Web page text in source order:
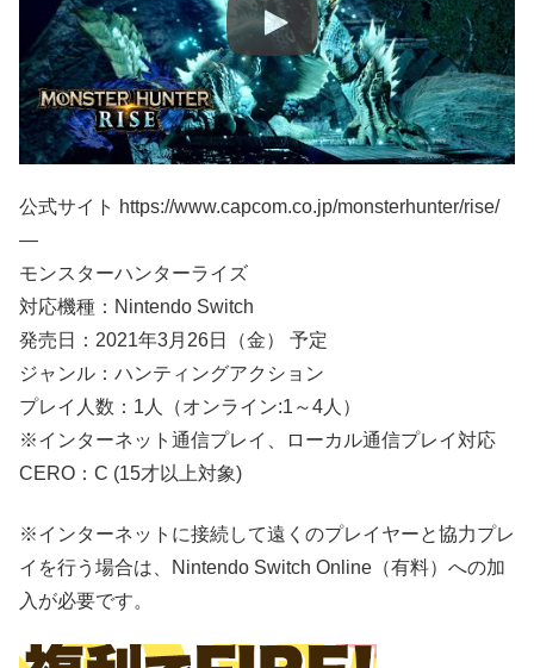
公式サイト https://www.capcom.co.jp/monsterhunter/rise/
—
モンスターハンターライズ
対応機種：Nintendo Switch
発売日：2021年3月26日（金） 予定
ジャンル：ハンティングアクション
プレイ人数：1人（オンライン:1～4人）
※インターネット通信プレイ、ローカル通信プレイ対応
CERO：C (15才以上対象)
※インターネットに接続して遠くのプレイヤーと協力プレ
イを行う場合は、Nintendo Switch Online（有料）への加
入が必要です。